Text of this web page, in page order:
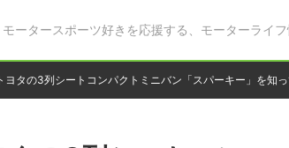
ータースポーツ好きを応援する、モーターライフ
ヨタの3列シートコンパクトミニバン「スパーキー」を知っ